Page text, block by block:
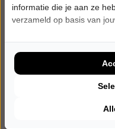
informatie die je aan ze
verzameld op basis van